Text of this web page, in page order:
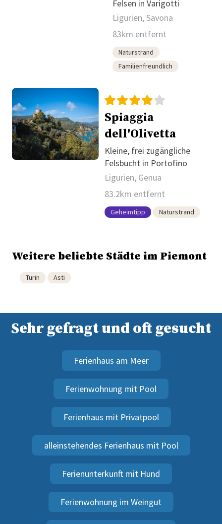
Felsen in Varigotti
Ligurien, Savona
83km entfernt
Naturstrand
Familienfreundlich
Spiaggia
dell'Olivetta
Kleine, frei zugängliche
Felsbucht in Portofino
Ligurien, Genua
83.2km entfernt
Geheimtipp Naturstrand
Weitere beliebte Städte im Piemont
Turin Asti
Sehr gefragt und oft gesucht
Ferienhaus am Meer
Ferienwohnung mit Pool
Ferienhaus mit Privatpool
alleinstehendes Ferienhaus mit Pool
Ferienunterkunft mit Hund
Ferienwohnung im Weingut